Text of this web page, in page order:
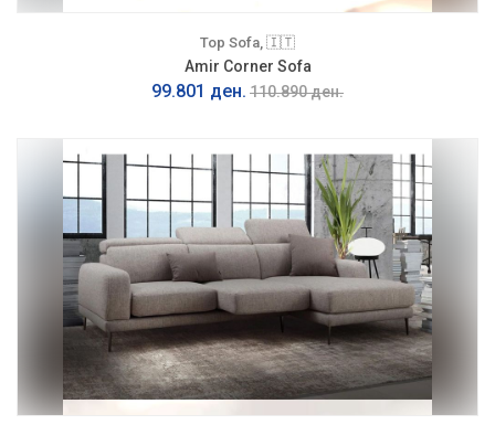
Top Sofa, 🇮🇹
Amir Corner Sofa
99.801 ден. 110.890 ден.